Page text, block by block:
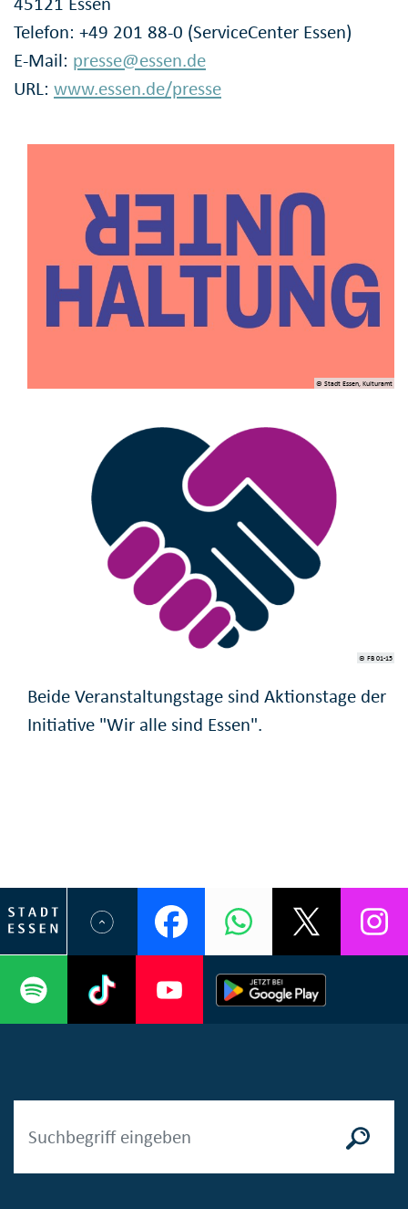
Telefon: +49 201 88-0 (ServiceCenter Essen)
E-Mail: presse@essen.de
URL: www.essen.de/presse
© Stadt Essen, Kulturamt
© FB 01-15
Beide Veranstaltungstage sind Aktionstage der
Initiative "Wir alle sind Essen".